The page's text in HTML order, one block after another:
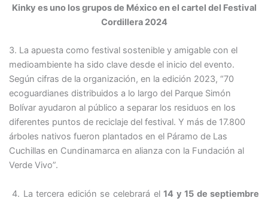
Kinky es uno los grupos de México en el cartel del Festival
Cordillera 2024
3. La apuesta como festival sostenible y amigable con el
medioambiente ha sido clave desde el inicio del evento.
Según cifras de la organización, en la edición 2023, “70
ecoguardianes distribuidos a lo largo del Parque Simón
Bolívar ayudaron al público a separar los residuos en los
diferentes puntos de reciclaje del festival. Y más de 17.800
árboles nativos fueron plantados en el Páramo de Las
Cuchillas en Cundinamarca en alianza con la Fundación al
Verde Vivo”.
4. La tercera edición se celebrará el14 y 15 de septiembre